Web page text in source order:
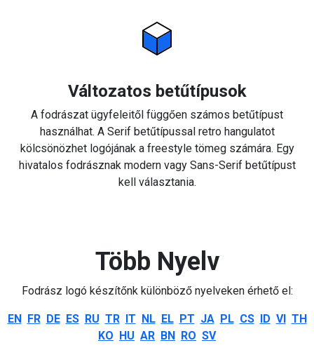
Változatos betűtípusok
A fodrászat ügyfeleitől függően számos betűtípust
használhat. A Serif betűtípussal retro hangulatot
kölcsönözhet logójának a freestyle tömeg számára. Egy
hivatalos fodrásznak modern vagy Sans-Serif betűtípust
kell választania.
Több Nyelv
Fodrász logó készítőnk különböző nyelveken érhető el:
EN FR DE ES RU TR IT NL EL PT JA PL CS ID VI TH
KO HU AR BN RO SV